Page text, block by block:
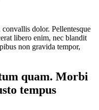
dolor. Pellentesque
libero enim, nec blandit
non gravida tempor,
quam. Morbi
tempus